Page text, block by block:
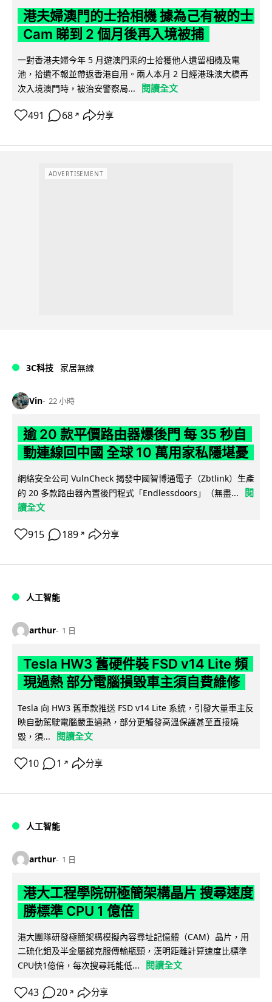
港夫婦澳門的士拾相機 據為己有被的士
Cam 睇到 2 個月後再入境被捕
一對香港夫婦今年 5 月遊澳門乘的士拾獲他人遺留相機及電
池，拾遺不報並帶返香港自用。兩人本月 2 日經港珠澳大橋再
次入境澳門時，被治安警察局...
閱讀全文
491 68 ↗ 分享
ADVERTISEMENT
3C科技 家居無線
Vin 22 小時
逾 20 款平價路由器爆後門 每 35 秒自
動連線回中國 全球 10 萬用家私隱堪憂
網絡安全公司 VulnCheck 揭發中國智博通電子（Zbtlink）生產
的 20 多款路由器內置後門程式「Endlessdoors」（無盡...
閱
讀全文
915 189 ↗ 分享
人工智能
arthur 1 日
Tesla HW3 舊硬件裝 FSD v14 Lite 頻
現過熱 部分電腦損毀車主須自費維修
Tesla 向 HW3 舊車款推送 FSD v14 Lite 系統，引發大量車主反
映自動駕駛電腦嚴重過熱，部分更觸發高溫保護甚至直接燒
毀，須...
閱讀全文
10 1 ↗ 分享
人工智能
arthur 1 日
港大工程學院研極簡架構晶片 搜尋速度
勝標準 CPU 1 億倍
港大團隊研發極簡架構模擬內容尋址記憶體（CAM）晶片，用
二硫化鉬及半金屬銻克服傳輸瓶頸，漢明距離計算速度比標準
CPU快1億倍，每次搜尋耗能低...
閱讀全文
43 20 ↗ 分享